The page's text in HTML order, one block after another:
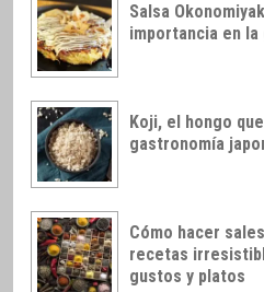
Salsa
importancia en
Koji, el hongo
gastronomía
Cómo hacer
recetas
gustos y platos